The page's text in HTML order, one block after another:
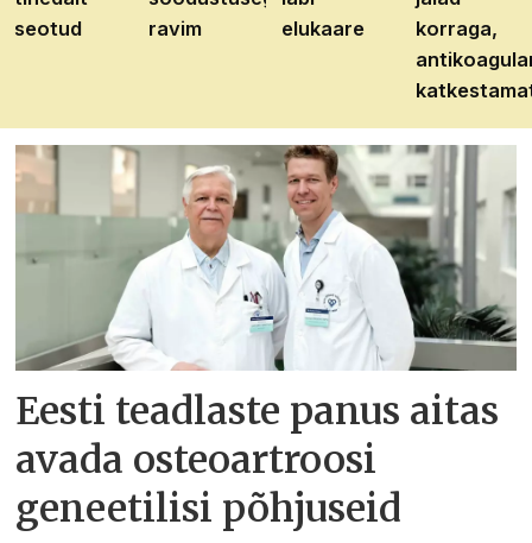
seotud
ravim
elukaare
korraga,
Eesti teadlaste panus aitas
avada osteoartroosi
geneetilisi põhjuseid